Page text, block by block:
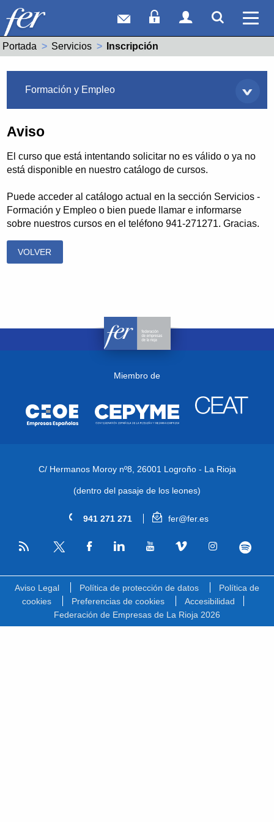
Correo webAcceso Socios
Acceso
Portada Servicios Actual:
Inscripción
Formación y Empleo
Aviso
El curso que está intentando solicitar no es válido o ya no
está disponible en nuestro catálogo de cursos.
Puede acceder al catálogo actual en la sección Servicios -
Formación y Empleo o bien puede llamar e informarse
sobre nuestros cursos en el teléfono 941-271271. Gracias.
VOLVER
Miembro de
C/ Hermanos Moroy nº8, 26001 Logroño - La Rioja
(dentro del pasaje de los leones)
941 271 271 fer@fer.es
RSS
Aviso Legal Política de protección de datos
Política de
cookies
Preferencias de cookies
Accesibilidad
Federación de Empresas de La Rioja 2026